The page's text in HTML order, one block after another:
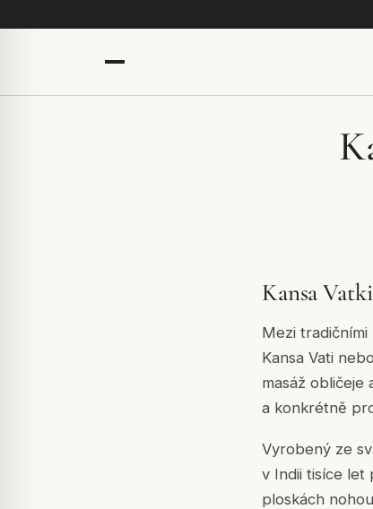
Kansa
Mezi tradičními
Kansa Vati
masáž obličeje
a konkrétně
Vyrobený ze
v Indii tisíce let
ploskách